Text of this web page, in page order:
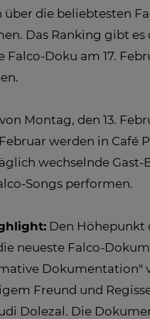
über die beliebtesten
Das Ranking gibt es
Falco-Doku am 17.
Montag, den 13.
werden in Café
wechselnde Gast-
Songs performen.
Den Höhepunkt
neueste Falco-
Dokumentation"
Freund und
Dolezal. Die